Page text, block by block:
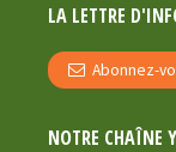
LA LETTRE
Abonnez-
NOTRE CHAÎNE